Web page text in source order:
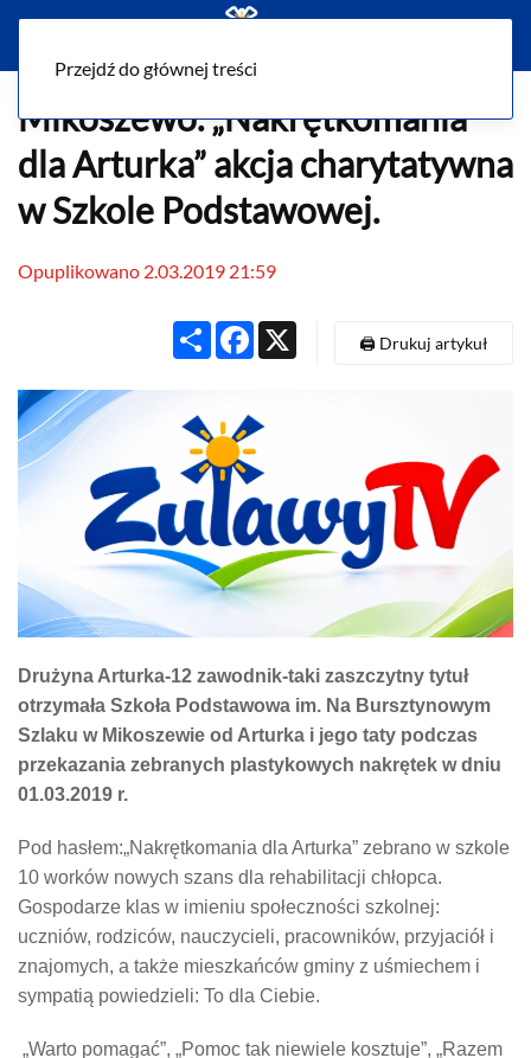
Przejdź do głównej treści
Mikoszewo. „Nakrętkomania
dla Arturka” akcja charytatywna
w Szkole Podstawowej.
Opuplikowano 2.03.2019 21:59
Share Facebook
🖨️ Drukuj artykuł
Drużyna Arturka-12 zawodnik-taki zaszczytny tytuł
otrzymała Szkoła Podstawowa im. Na Bursztynowym
Szlaku w Mikoszewie od Arturka i jego taty podczas
przekazania zebranych plastykowych nakrętek w dniu
01.03.2019 r.
Pod hasłem:„Nakrętkomania dla Arturka” zebrano w szkole
10 worków nowych szans dla rehabilitacji chłopca.
Gospodarze klas w imieniu społeczności szkolnej:
uczniów, rodziców, nauczycieli, pracowników, przyjaciół i
znajomych, a także mieszkańców gminy z uśmiechem i
sympatią powiedzieli: To dla Ciebie.
„Warto pomagać”, „Pomoc tak niewiele kosztuje”, „Razem